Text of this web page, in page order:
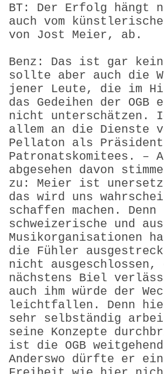
BT: Der Erfolg hängt
auch vom
von Jost Meier, ab.
Benz: Das ist gar
sollte aber auch die
jener Leute, die im
das Gedeihen der OGB
nicht unterschätzen.
allem an die Dienste
Pellaton als
Patronatskomitees. –
abgesehen davon
zu: Meier ist
das wird uns
schaffen machen. Denn
schweizerische und
Musikorganisationen
die Fühler
nicht ausgeschlossen,
nächstens Biel
auch ihm würde der
leichtfallen. Denn
sehr selbständig
seine Konzepte
ist die OGB
Anderswo dürfte er